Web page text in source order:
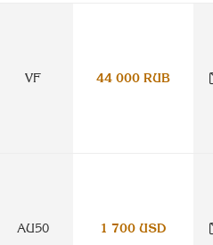
VF 44 000 RUB
AU50 1 700 USD